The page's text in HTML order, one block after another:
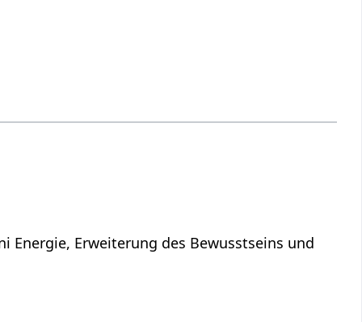
Energie, Erweiterung des Bewusstseins und